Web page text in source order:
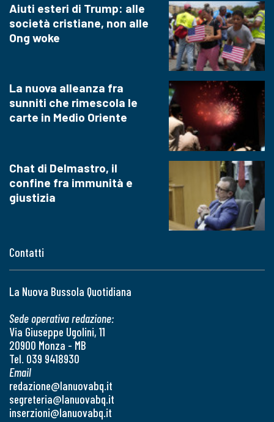
Contatti
La Nuova Bussola Quotidiana
Sede operativa redazione:
Via Giuseppe Ugolini, 11
20900 Monza - MB
Tel. 039 9418930
Email
redazione@lanuovabq.it
segreteria@lanuovabq.it
inserzioni@lanuovabq.it
Aiuti esteri di Trump: alle
società cristiane, non alle
Ong woke
La nuova alleanza fra
sunniti che rimescola le
carte in Medio Oriente
Chat di Delmastro, il
confine fra immunità e
giustizia